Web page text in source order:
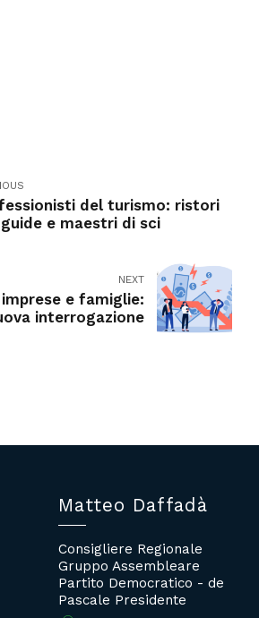
del turismo: ristori
e maestri di sci
NEXT
e famiglie:
interrogazione
Matteo Daffadà
Consigliere Regionale
Gruppo Assembleare
Partito Democratico - de
Pascale Presidente